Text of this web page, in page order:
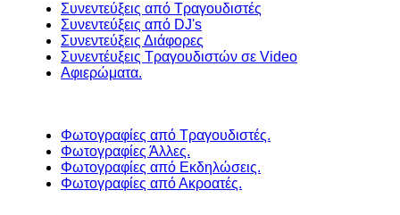
Συνεντεύξεις από Τραγουδιστές
Συνεντεύξεις από DJ's
Συνεντεύξεις Διάφορες
Συνεντέυξεις Τραγουδιστών σε Video
Αφιερώματα.
Φωτογραφίες από Τραγουδιστές.
Φωτογραφίες Άλλες.
Φωτογραφίες από Εκδηλώσεις.
Φωτογραφίες από Ακροατές.